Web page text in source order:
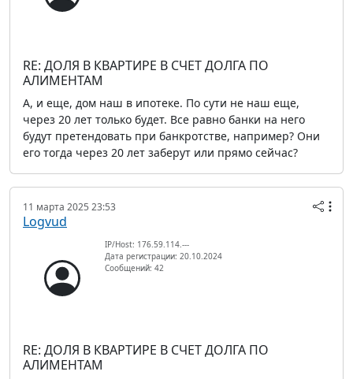
RE: ДОЛЯ В КВАРТИРЕ В СЧЕТ ДОЛГА ПО
АЛИМЕНТАМ
А, и еще, дом наш в ипотеке. По сути не наш еще,
через 20 лет только будет. Все равно банки на него
будут претендовать при банкротстве, например? Они
его тогда через 20 лет заберут или прямо сейчас?
11 марта 2025 23:53
Logvud
IP/Host: 176.59.114.---
Дата регистрации: 20.10.2024
Сообщений: 42
RE: ДОЛЯ В КВАРТИРЕ В СЧЕТ ДОЛГА ПО
АЛИМЕНТАМ